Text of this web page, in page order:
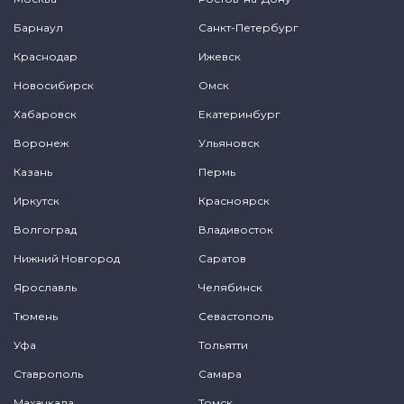
Барнаул Санкт-Петербург
Краснодар Ижевск
Новосибирск Омск
Хабаровск Екатеринбург
Воронеж Ульяновск
Казань Пермь
Иркутск Красноярск
Волгоград Владивосток
Нижний Новгород Саратов
Ярославль Челябинск
Тюмень Севастополь
Уфа Тольятти
Ставрополь Самара